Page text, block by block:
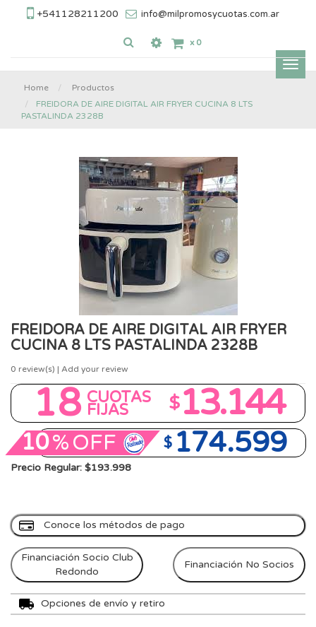
+541128211200 info@milpromosycuotas.com.ar
x 0
Home
Productos
FREIDORA DE AIRE DIGITAL AIR FRYER CUCINA 8 LTS
PASTALINDA 2328B
FREIDORA DE AIRE DIGITAL AIR FRYER
CUCINA 8 LTS PASTALINDA 2328B
0 review(s) | Add your review
18 CUOTAS
FIJAS $13.144
10%OFF $ 174.599
Precio Regular: $193.998
Conoce los métodos de pago
Financiación Socio Club
Redondo
Financiación No Socios
Opciones de envío y retiro